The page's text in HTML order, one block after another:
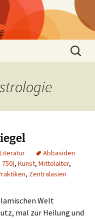
Suchen
nach:
Abbasiden
, Kunst, Mittelalter,
, Zentralasien
Welt
mal zur Heilung und